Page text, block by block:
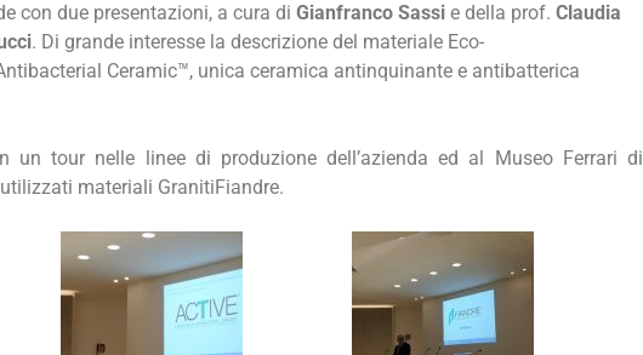
con due presentazioni, a cura di Gianfranco Sassi e della prof. Claudia
. Di grande interesse la descrizione del materiale Eco-
Ceramic™, unica ceramica antinquinante e antibatterica
un tour nelle linee di produzione dell’azienda ed al Museo Ferrari di
materiali GranitiFiandre.